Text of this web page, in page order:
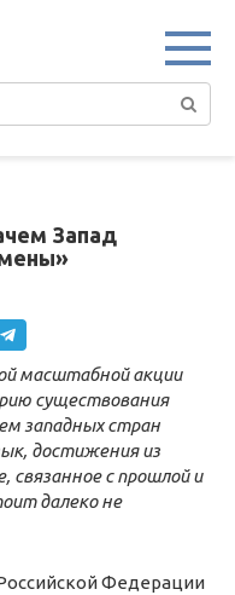
Запад
масштабной акции
существования
западных стран
достижения из
связанное с прошлой и
далеко не
Федерации